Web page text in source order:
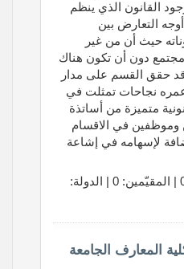
القانون الذي ينظم
أوجه التعارض بين
حيث أن من غير
دون أن تكون هناك
حقق القسم على مدار
نجاحات تمثلت في
متميزة من أساتذة
وموظفين في الاقسام
لإسهامه في إشاعة
المعارف الجامعة